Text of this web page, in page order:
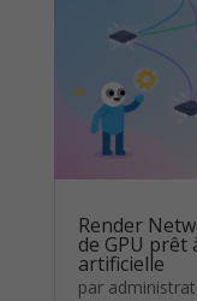
Render
de GPU prêt
artificielle
par